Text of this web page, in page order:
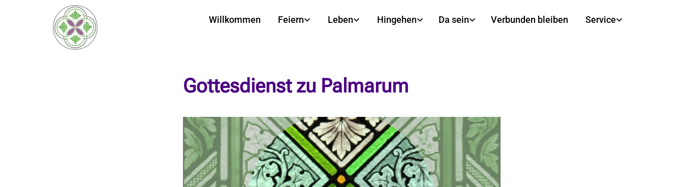
Willkommen Feiern Leben Hingehen Da sein Verbunden bleiben Service
Gottesdienst zu Palmarum